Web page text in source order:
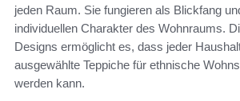
jeden Raum. Sie fungieren als Blickfang
individuellen Charakter des Wohnraums.
Designs ermöglicht es, dass jeder
ausgewählte Teppiche für ethnische
werden kann.